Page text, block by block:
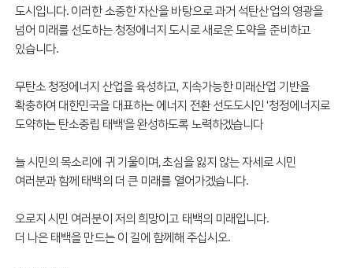
도시입니다. 이러한 소중한 자산을 바탕으로 과거 석탄산업의 영광을
넘어 미래를 선도하는 청정에너지 도시로 새로운 도약을 준비하고
있습니다.
무탄소 청정에너지 산업을 육성하고, 지속가능한 미래산업 기반을
확충하여 대한민국을 대표하는 에너지 전환 선도도시인 '청정에너지로
도약하는 탄소중립 태백'을 완성하도록 노력하겠습니다
늘 시민의 목소리에 귀 기울이며, 초심을 잃지 않는 자세로 시민
여러분과 함께 태백의 더 큰 미래를 열어가겠습니다.
오로지 시민 여러분이 저의 희망이고 태백의 미래입니다.
더 나은 태백을 만드는 이 길에 함께해 주십시오.